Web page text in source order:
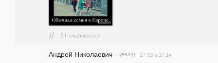
# ! Пожаловаться
Андрей Николаевич — (8922) 27.03 в 17:14